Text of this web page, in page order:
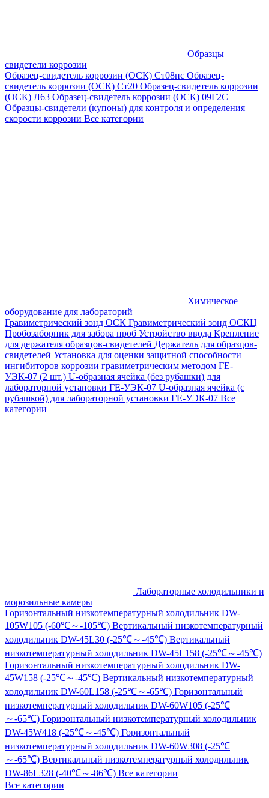
Образцы
свидетели коррозии
Образец-свидетель коррозии (ОСК) Ст08пс Образец-
свидетель коррозии (ОСК) Ст20 Образец-свидетель коррозии
(ОСК) Л63 Образец-свидетель коррозии (ОСК) 09Г2С
Образцы-свидетели (купоны) для контроля и определения
скорости коррозии Все категории
Химическое
оборудование для лабораторий
Гравиметрический зонд ОСК Гравиметрический зонд ОСКЦ
Пробозаборник для забора проб Устройство ввода Крепление
для держателя образцов-свидетелей Держатель для образцов-
свидетелей Установка для оценки защитной способности
ингибиторов коррозии гравиметрическим методом ГЕ-
УЭК-07 (2 шт.) U-образная ячейка (без рубашки) для
лабораторной установки ГЕ-УЭК-07 U-образная ячейка (с
рубашкой) для лабораторной установки ГЕ-УЭК-07 Все
категории
Лабораторные холодильники и
морозильные камеры
Горизонтальный низкотемпературный холодильник DW-
105W105 (-60℃～-105℃) Вертикальный низкотемпературный
холодильник DW-45L30 (-25℃～-45℃) Вертикальный
низкотемпературный холодильник DW-45L158 (-25℃～-45℃)
Горизонтальный низкотемпературный холодильник DW-
45W158 (-25℃～-45℃) Вертикальный низкотемпературный
холодильник DW-60L158 (-25℃～-65℃) Горизонтальный
низкотемпературный холодильник DW-60W105 (-25℃
～-65℃) Горизонтальный низкотемпературный холодильник
DW-45W418 (-25℃～-45℃) Горизонтальный
низкотемпературный холодильник DW-60W308 (-25℃
～-65℃) Вертикальный низкотемпературный холодильник
DW-86L328 (-40℃～-86℃) Все категории
Все категории